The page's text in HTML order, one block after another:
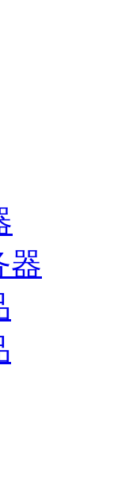
器